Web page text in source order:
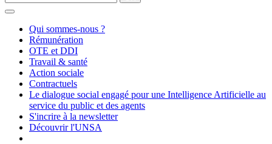
Qui sommes-nous ?
Rémunération
OTE et DDI
Travail & santé
Action sociale
Contractuels
Le dialogue social engagé pour une Intelligence Artificielle au
service du public et des agents
S'incrire à la newsletter
Découvrir l'UNSA